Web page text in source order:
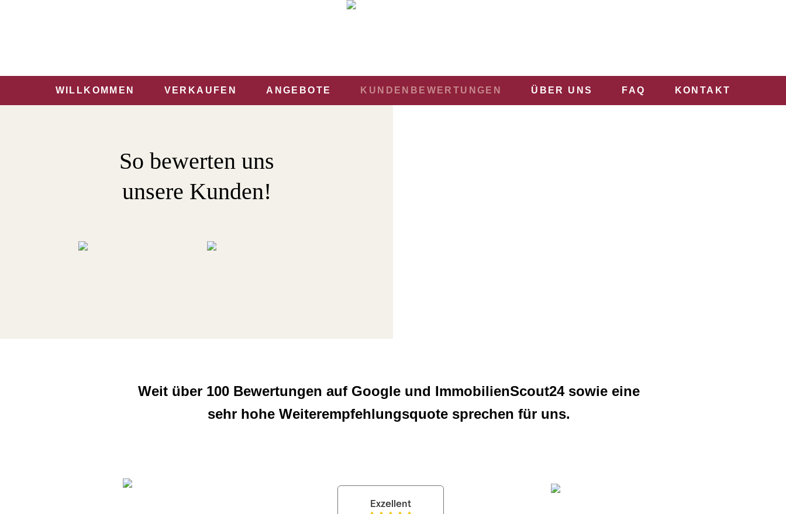
WILLKOMMEN VERKAUFEN ANGEBOTE KUNDENBEWERTUNGEN ÜBER UNS FAQ KONTAKT
So bewerten uns
unsere Kunden!
Weit über 100 Bewertungen auf Google und ImmobilienScout24 sowie eine
sehr hohe Weiterempfehlungsquote sprechen für uns.